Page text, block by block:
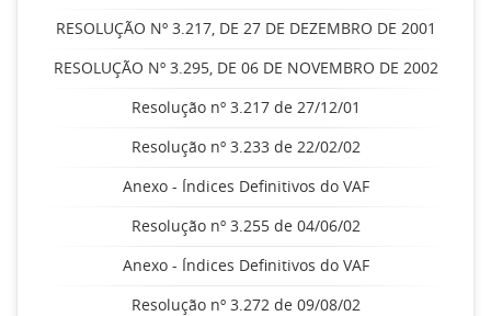
RESOLUÇÃO Nº 3.217, DE 27 DE DEZEMBRO DE 2001
RESOLUÇÃO Nº 3.295, DE 06 DE NOVEMBRO DE 2002
Resolução nº 3.217 de 27/12/01
Resolução nº 3.233 de 22/02/02
Anexo - Índices Definitivos do VAF
Resolução nº 3.255 de 04/06/02
Anexo - Índices Definitivos do VAF
Resolução nº 3.272 de 09/08/02